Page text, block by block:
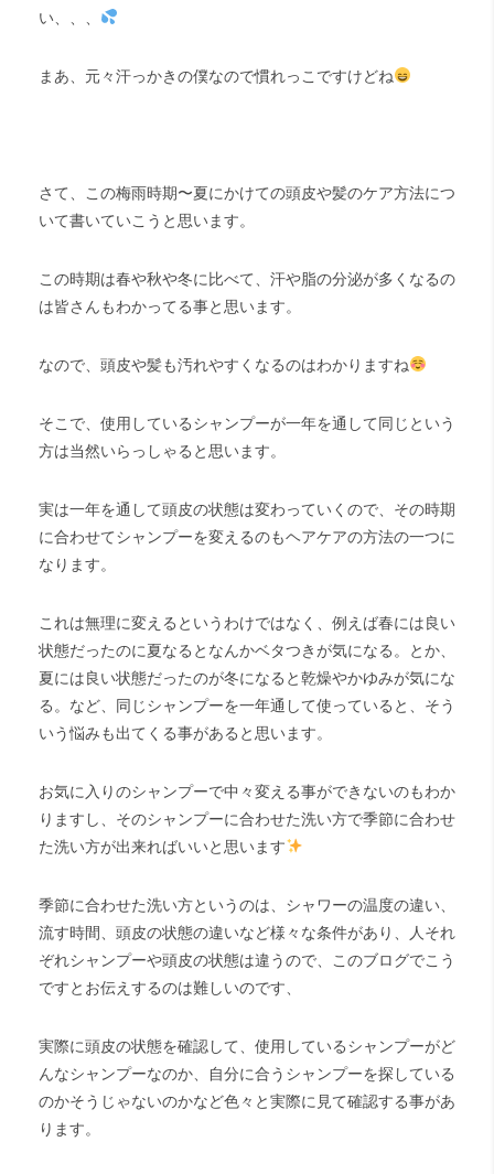
い、、、
まあ、元々汗っかきの僕なので慣れっこですけどね
さて、この梅雨時期〜夏にかけての頭皮や髪のケア方法につ
いて書いていこうと思います。
この時期は春や秋や冬に比べて、汗や脂の分泌が多くなるの
は皆さんもわかってる事と思います。
なので、頭皮や髪も汚れやすくなるのはわかりますね
そこで、使用しているシャンプーが一年を通して同じという
方は当然いらっしゃると思います。
実は一年を通して頭皮の状態は変わっていくので、その時期
に合わせてシャンプーを変えるのもヘアケアの方法の一つに
なります。
これは無理に変えるというわけではなく、例えば春には良い
状態だったのに夏なるとなんかベタつきが気になる。とか、
夏には良い状態だったのが冬になると乾燥やかゆみが気にな
る。など、同じシャンプーを一年通して使っていると、そう
いう悩みも出てくる事があると思います。
お気に入りのシャンプーで中々変える事ができないのもわか
りますし、そのシャンプーに合わせた洗い方で季節に合わせ
た洗い方が出来ればいいと思います
季節に合わせた洗い方というのは、シャワーの温度の違い、
流す時間、頭皮の状態の違いなど様々な条件があり、人それ
ぞれシャンプーや頭皮の状態は違うので、このブログでこう
ですとお伝えするのは難しいのです、
実際に頭皮の状態を確認して、使用しているシャンプーがど
んなシャンプーなのか、自分に合うシャンプーを探している
のかそうじゃないのかなど色々と実際に見て確認する事があ
ります。